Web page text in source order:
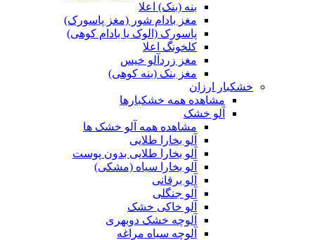
بنه (بنک) اعلا
مغز بادام شور (مغز پاسورک)
پاسورک (الوک یا بادام کوهی)
کلخونگ اعلا
مغز زردآلو خیس
مغز بنک (بنه کوهی)
خشکبار ارزان
مشاهده همه خشکبارها
آلو خشک
مشاهده همه آلو خشک ها
آلو بخارا طلایی
آلو بخارا طلایی بدون پوست
آلو بخارا سیاه (مشکی)
آلو برقانی
آلو جنگلی
آلو خاکی خشک
آلوچه خشک دوبهری
آلوچه سیاه مراغه